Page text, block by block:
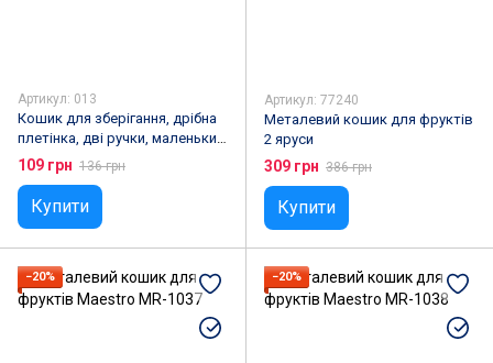
Артикул: 013
Кошик для зберігання, дрібна
плетінка, дві ручки, маленький
Синій
109 грн 136 грн
Купити
Артикул: 77240
Металевий кошик для фруктів
2 яруси
309 грн 386 грн
Купити
−20% −20%